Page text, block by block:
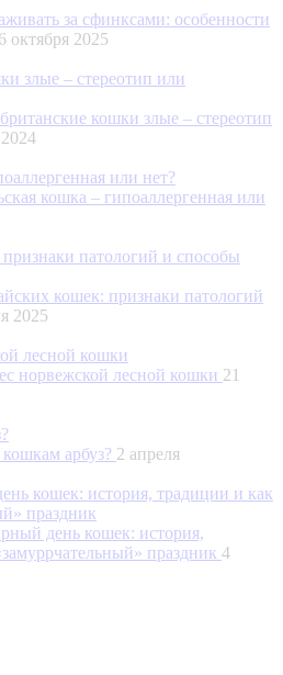
за сфинксами: особенности
6 октября 2025
кошки злые – стереотип
кошка – гипоаллергенная или
кошек: признаки патологий
2025
норвежской лесной кошки 21
арбуз? 2 апреля
день кошек: история,
праздник 4